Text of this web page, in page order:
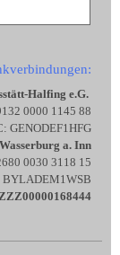
Halfing e.G.
0000 1145 88
GENODEF1HFG
a. Inn
0030 3118 15
BYLADEM1WSB